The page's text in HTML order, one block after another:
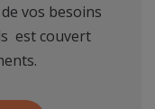
vos besoins
est couvert